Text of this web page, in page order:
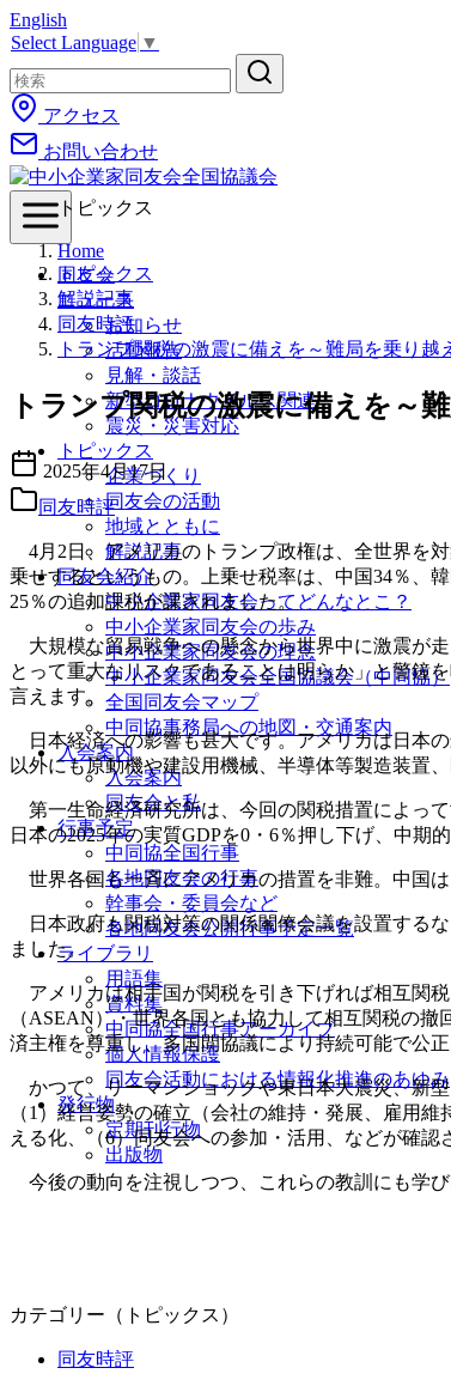
コ
ン
テ
ン
ツ
へ
移
動
English
Select Language ▼
アクセス
お問い合わせ
同友会
ニュース
お知らせ
活動報告
見解・談話
新型コロナウイルス関連
震災・災害対応
トピックス
企業づくり
同友会の活動
地域とともに
解説記事
同友会紹介
中小企業家同友会ってどんなとこ？
中小企業家同友会の歩み
中小企業家同友会の理念
中小企業家同友会全国協議会（中同協）
全国同友会マップ
中同協事務局への地図・交通案内
入会案内
入会案内
同友会と私
行事予定
中同協全国行事
各地同友会の行事
幹事会・委員会など
各地同友会公開行事予定一覧
ライブラリ
用語集
資料集
中同協全国行事アーカイブ
個人情報保護
同友会活動における情報化推進のあゆみ
発行物
定期刊行物
出版物
トピックス
Home
トピックス
解説記事
同友時評
トランプ関税の激震に備えを～難局を乗り越
トランプ関税の激震に備えを～
2025年4月17日
同友時評
4月2日、アメリカのトランプ政権は、全世界を
乗せするというもの。上乗せ税率は、中国34％、
25％の追加課税が課されました。
大規模な貿易戦争への懸念から世界中に激震が
とって重大なリスクであることは明らか」と警鐘
言えます。
日本経済への影響も甚大です。アメリカは日本
以外にも原動機や建設用機械、半導体等製造装置
第一生命経済研究所は、今回の関税措置によっ
日本の2025年の実質GDPを0・6％押し下げ、中期
世界各国も一斉にアメリカの措置を非難。中国
日本政府も関税対策の関係閣僚会議を設置する
ました。
アメリカは相手国が関税を引き下げれば相互関
（ASEAN）・世界各国とも協力して相互関税の
済主権を尊重し、多国間協議により持続可能で公
かつて、リーマンショックや東日本大震災、新
（1）経営姿勢の確立（会社の維持・発展、雇用
える化、（6）同友会への参加・活用、などが確認
今後の動向を注視しつつ、これらの教訓にも学
カテゴリー（トピックス）
同友時評